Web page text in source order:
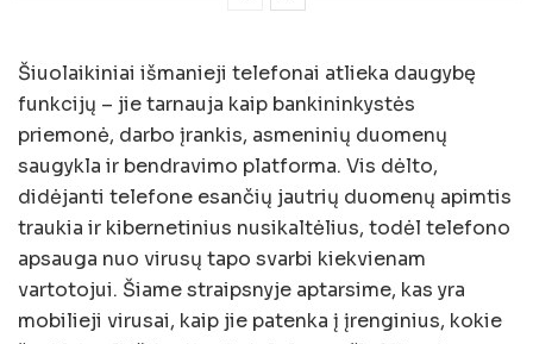
Šiuolaikiniai išmanieji telefonai atlieka daugybę
funkcijų – jie tarnauja kaip bankininkystės
priemonė, darbo įrankis, asmeninių duomenų
saugykla ir bendravimo platforma. Vis dėlto,
didėjanti telefone esančių jautrių duomenų apimtis
traukia ir kibernetinius nusikaltėlius, todėl telefono
apsauga nuo virusų tapo svarbi kiekvienam
vartotojui. Šiame straipsnyje aptarsime, kas yra
mobilieji virusai, kaip jie patenka į įrenginius, kokie